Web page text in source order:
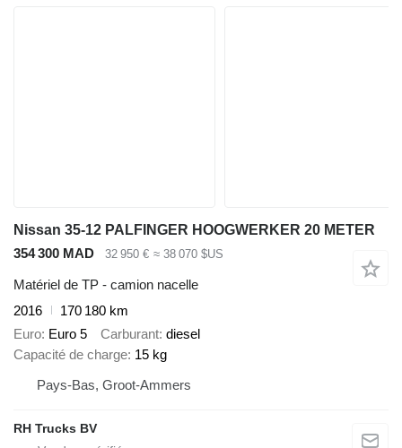
Nissan 35-12 PALFINGER HOOGWERKER 20 METER
354 300 MAD
32 950 € ≈ 38 070 $US
Matériel de TP - camion nacelle
2016
170 180 km
Euro Euro 5 Carburant diesel
Capacité de charge 15 kg
Pays-Bas, Groot-Ammers
RH Trucks BV